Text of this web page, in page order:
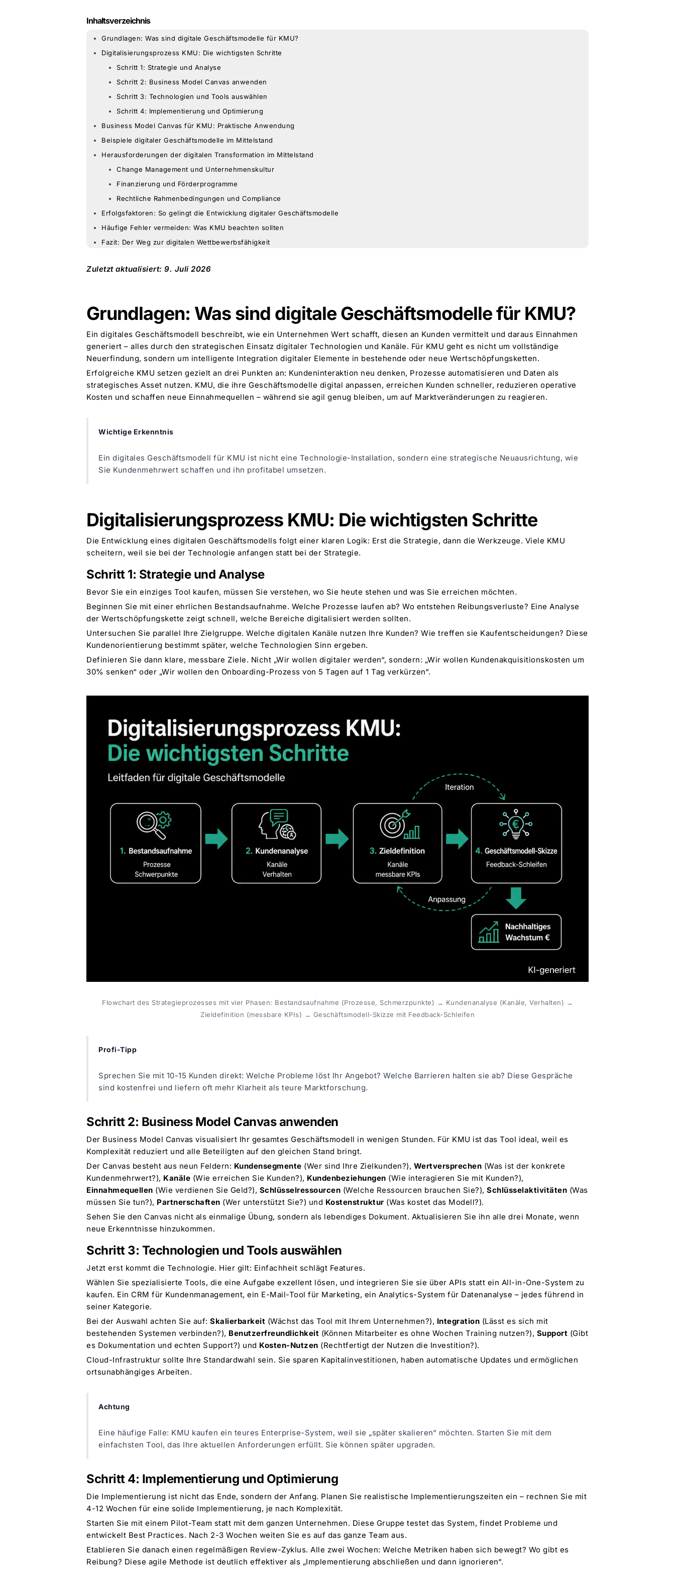
Inhaltsverzeichnis
Grundlagen: Was sind digitale Geschäftsmodelle für KMU?
Digitalisierungsprozess KMU: Die wichtigsten Schritte
Schritt 1: Strategie und Analyse
Schritt 2: Business Model Canvas anwenden
Schritt 3: Technologien und Tools auswählen
Schritt 4: Implementierung und Optimierung
Business Model Canvas für KMU: Praktische Anwendung
Beispiele digitaler Geschäftsmodelle im Mittelstand
Herausforderungen der digitalen Transformation im Mittelstand
Change Management und Unternehmenskultur
Finanzierung und Förderprogramme
Rechtliche Rahmenbedingungen und Compliance
Erfolgsfaktoren: So gelingt die Entwicklung digitaler Geschäftsmodelle
Häufige Fehler vermeiden: Was KMU beachten sollten
Fazit: Der Weg zur digitalen Wettbewerbsfähigkeit
Zuletzt aktualisiert: 9. Juli 2026
Grundlagen: Was sind digitale Geschäftsmodelle für KMU?
Ein digitales Geschäftsmodell beschreibt, wie ein Unternehmen Wert schafft, diesen an Kunden vermittelt und daraus Einnahmen
generiert – alles durch den strategischen Einsatz digitaler Technologien und Kanäle. Für KMU geht es nicht um vollständige
Neuerfindung, sondern um intelligente Integration digitaler Elemente in bestehende oder neue Wertschöpfungsketten.
Erfolgreiche KMU setzen gezielt an drei Punkten an: Kundeninteraktion neu denken, Prozesse automatisieren und Daten als
strategisches Asset nutzen. KMU, die ihre Geschäftsmodelle digital anpassen, erreichen Kunden schneller, reduzieren operative
Kosten und schaffen neue Einnahmequellen – während sie agil genug bleiben, um auf Marktveränderungen zu reagieren.
Wichtige Erkenntnis
Ein digitales Geschäftsmodell für KMU ist nicht eine Technologie-Installation, sondern eine strategische Neuausrichtung, wie
Sie Kundenmehrwert schaffen und ihn profitabel umsetzen.
Digitalisierungsprozess KMU: Die wichtigsten Schritte
Die Entwicklung eines digitalen Geschäftsmodells folgt einer klaren Logik: Erst die Strategie, dann die Werkzeuge. Viele KMU
scheitern, weil sie bei der Technologie anfangen statt bei der Strategie.
Schritt 1: Strategie und Analyse
Bevor Sie ein einziges Tool kaufen, müssen Sie verstehen, wo Sie heute stehen und was Sie erreichen möchten.
Beginnen Sie mit einer ehrlichen Bestandsaufnahme. Welche Prozesse laufen ab? Wo entstehen Reibungsverluste? Eine Analyse
der Wertschöpfungskette zeigt schnell, welche Bereiche digitalisiert werden sollten.
Untersuchen Sie parallel Ihre Zielgruppe. Welche digitalen Kanäle nutzen Ihre Kunden? Wie treffen sie Kaufentscheidungen? Diese
Kundenorientierung bestimmt später, welche Technologien Sinn ergeben.
Definieren Sie dann klare, messbare Ziele. Nicht „Wir wollen digitaler werden“, sondern: „Wir wollen Kundenakquisitionskosten um
30% senken“ oder „Wir wollen den Onboarding-Prozess von 5 Tagen auf 1 Tag verkürzen“.
Flowchart des Strategieprozesses mit vier Phasen: Bestandsaufnahme (Prozesse, Schmerzpunkte) → Kundenanalyse (Kanäle, Verhalten) →
Zieldefinition (messbare KPIs) → Geschäftsmodell-Skizze mit Feedback-Schleifen
Profi-Tipp
Sprechen Sie mit 10-15 Kunden direkt: Welche Probleme löst Ihr Angebot? Welche Barrieren halten sie ab? Diese Gespräche
sind kostenfrei und liefern oft mehr Klarheit als teure Marktforschung.
Schritt 2: Business Model Canvas anwenden
Der Business Model Canvas visualisiert Ihr gesamtes Geschäftsmodell in wenigen Stunden. Für KMU ist das Tool ideal, weil es
Komplexität reduziert und alle Beteiligten auf den gleichen Stand bringt.
Der Canvas besteht aus neun Feldern: Kundensegmente (Wer sind Ihre Zielkunden?), Wertversprechen (Was ist der konkrete
Kundenmehrwert?), Kanäle (Wie erreichen Sie Kunden?), Kundenbeziehungen (Wie interagieren Sie mit Kunden?),
Einnahmequellen (Wie verdienen Sie Geld?), Schlüsselressourcen (Welche Ressourcen brauchen Sie?),Schlüsselaktivitäten (Was
müssen Sie tun?), Partnerschaften (Wer unterstützt Sie?) und Kostenstruktur (Was kostet das Modell?).
Sehen Sie den Canvas nicht als einmalige Übung, sondern als lebendiges Dokument. Aktualisieren Sie ihn alle drei Monate, wenn
neue Erkenntnisse hinzukommen.
Schritt 3: Technologien und Tools auswählen
Jetzt erst kommt die Technologie. Hier gilt: Einfachheit schlägt Features.
Wählen Sie spezialisierte Tools, die eine Aufgabe exzellent lösen, und integrieren Sie sie über APIs statt ein All-in-One-System zu
kaufen. Ein CRM für Kundenmanagement, ein E-Mail-Tool für Marketing, ein Analytics-System für Datenanalyse – jedes führend in
seiner Kategorie.
Bei der Auswahl achten Sie auf:Skalierbarkeit (Wächst das Tool mit Ihrem Unternehmen?), Integration (Lässt es sich mit
bestehenden Systemen verbinden?), Benutzerfreundlichkeit (Können Mitarbeiter es ohne Wochen Training nutzen?), Support (Gibt
es Dokumentation und echten Support?) und Kosten-Nutzen (Rechtfertigt der Nutzen die Investition?).
Cloud-Infrastruktur sollte Ihre Standardwahl sein. Sie sparen Kapitalinvestitionen, haben automatische Updates und ermöglichen
ortsunabhängiges Arbeiten.
Achtung
Eine häufige Falle: KMU kaufen ein teures Enterprise-System, weil sie „später skalieren“ möchten. Starten Sie mit dem
einfachsten Tool, das Ihre aktuellen Anforderungen erfüllt. Sie können später upgraden.
Schritt 4: Implementierung und Optimierung
Die Implementierung ist nicht das Ende, sondern der Anfang. Planen Sie realistische Implementierungszeiten ein – rechnen Sie mit
4-12 Wochen für eine solide Implementierung, je nach Komplexität.
Starten Sie mit einem Pilot-Team statt mit dem ganzen Unternehmen. Diese Gruppe testet das System, findet Probleme und
entwickelt Best Practices. Nach 2-3 Wochen weiten Sie es auf das ganze Team aus.
Etablieren Sie danach einen regelmäßigen Review-Zyklus. Alle zwei Wochen: Welche Metriken haben sich bewegt? Wo gibt es
Reibung? Diese agile Methode ist deutlich effektiver als „Implementierung abschließen und dann ignorieren“.